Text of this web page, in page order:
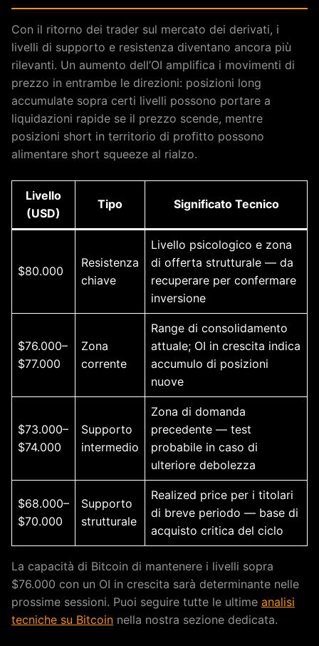
Con il ritorno dei trader sul mercato dei derivati, i
livelli di supporto e resistenza diventano ancora più
rilevanti. Un aumento dell’OI amplifica i movimenti di
prezzo in entrambe le direzioni: posizioni long
accumulate sopra certi livelli possono portare a
liquidazioni rapide se il prezzo scende, mentre
posizioni short in territorio di profitto possono
alimentare short squeeze al rialzo.
Livello
(USD)
Tipo Significato Tecnico
$80.000
Resistenza
chiave
Livello psicologico e zona
di offerta strutturale — da
recuperare per confermare
inversione
$76.000–
$77.000
Zona
corrente
Range di consolidamento
attuale; OI in crescita indica
accumulo di posizioni
nuove
$73.000–
$74.000
Supporto
intermedio
Zona di domanda
precedente — test
probabile in caso di
ulteriore debolezza
$68.000–
$70.000
Supporto
strutturale
Realized price per i titolari
di breve periodo — base di
acquisto critica del ciclo
La capacità di Bitcoin di mantenere i livelli sopra
$76.000 con un OI in crescita sarà determinante nelle
prossime sessioni. Puoi seguire tutte le ultime analisi
tecniche su Bitcoin nella nostra sezione dedicata.